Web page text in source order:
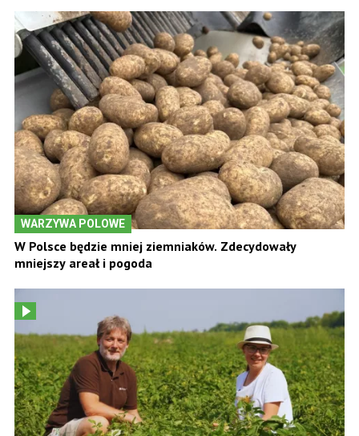
WARZYWA POLOWE
W Polsce będzie mniej ziemniaków. Zdecydowały
mniejszy areał i pogoda